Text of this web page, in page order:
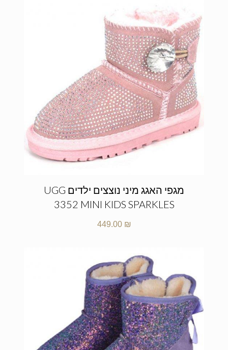
מגפי האגג מיני נוצצים ילדים UGG
3352 MINI KIDS SPARKLES
449.00 ₪